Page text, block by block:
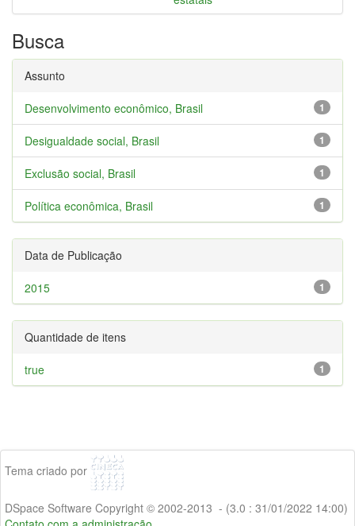
Busca
Assunto
1
Desenvolvimento econômico, Brasil
1
Desigualdade social, Brasil
1
Exclusão social, Brasil
1
Política econômica, Brasil
Data de Publicação
1
2015
Quantidade de itens
1
true
Tema criado por
DSpace Software Copyright © 2002-2013 - (3.0 : 31/01/2022 14:00)